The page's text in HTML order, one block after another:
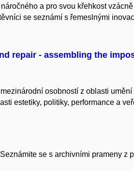
a pro svou křehkost
se seznámí s řemeslnými
repair - assembling the
osobností z oblasti
estetiky, politiky, performance a
se s archivními prameny z